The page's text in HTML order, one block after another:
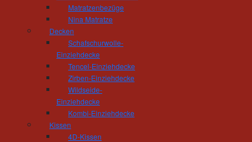
Matratzenbezüge
Nina Matratze
Decken
Schafschurwolle-
Einziehdecke
Tencel-Einziehdecke
Zirben-Einziehdecke
Wildseide-
Einziehdecke
Kombi-Einziehdecke
Kissen
4D-Kissen
Tischlerei und Treppenbau Hösel
Inhaber Gert Hösel
Telefon: 03722 - 85 159